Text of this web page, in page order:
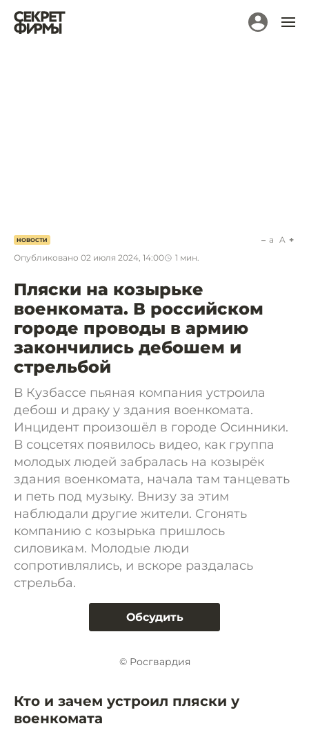
НОВОСТИ
Опубликовано 02 июля 2024, 14:00 1 мин.
a A
Пляски на козырьке
военкомата. В российском
городе проводы в армию
закончились дебошем и
стрельбой
В Кузбассе пьяная компания устроила
дебош и драку у здания военкомата.
Инцидент произошёл в городе Осинники.
В соцсетях появилось видео, как группа
молодых людей забралась на козырёк
здания военкомата, начала там танцевать
и петь под музыку. Внизу за этим
наблюдали другие жители. Сгонять
компанию с козырька пришлось
силовикам. Молодые люди
сопротивлялись, и вскоре раздалась
стрельба.
Обсудить
© Росгвардия
Кто и зачем устроил пляски у
военкомата